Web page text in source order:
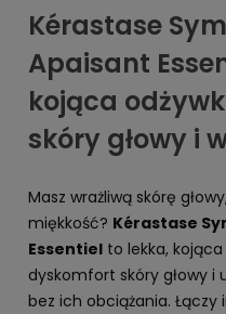
Kérastase
Apaisant
kojąca
skóry głowy i
Masz wrażliwą skórę
miękkość? Kérastase
Essentiel to lekka,
dyskomfort skóry głowy i
bez ich obciążania. Łączy